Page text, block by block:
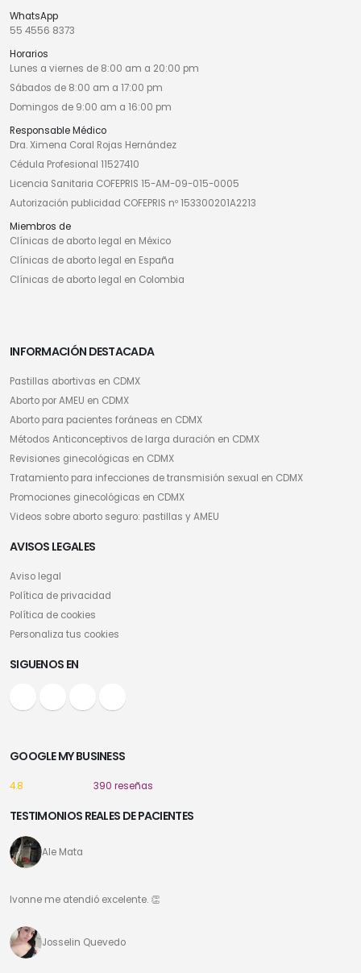
WhatsApp
55 4556 8373
Horarios
Lunes a viernes de 8:00 am a 20:00 pm
Sábados de 8:00 am a 17:00 pm
Domingos de 9:00 am a 16:00 pm
Responsable Médico
Dra. Ximena Coral Rojas Hernández
Cédula Profesional 11527410
Licencia Sanitaria COFEPRIS 15-AM-09-015-0005
Autorización publicidad COFEPRIS nº 153300201A2213
Miembros de
Clínicas de aborto legal en México
Clínicas de aborto legal en España
Clínicas de aborto legal en Colombia
INFORMACIÓN DESTACADA
Pastillas abortivas en CDMX
Aborto por AMEU en CDMX
Aborto para pacientes foráneas en CDMX
Métodos Anticonceptivos de larga duración en CDMX
Revisiones ginecológicas en CDMX
Tratamiento para infecciones de transmisión sexual en CDMX
Promociones ginecológicas en CDMX
Videos sobre aborto seguro: pastillas y AMEU
AVISOS LEGALES
Aviso legal
Política de privacidad
Política de cookies
Personaliza tus cookies
SIGUENOS EN
GOOGLE MY BUSINESS
4.8 390 reseñas
TESTIMONIOS REALES DE PACIENTES
Ale Mata
Ivonne me atendió excelente. 👏
Josselin Quevedo